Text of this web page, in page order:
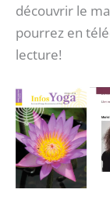
découvrir le
pourrez en
lecture!